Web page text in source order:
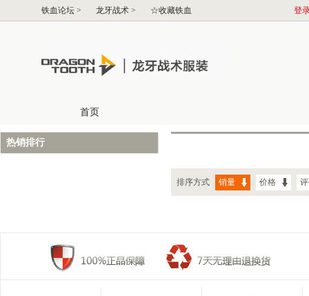
排序方式 销量 价格
热销排行